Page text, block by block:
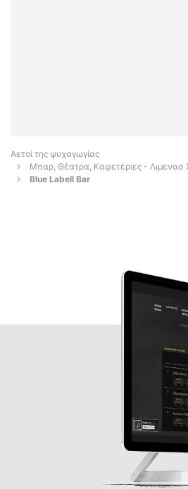
Αετοί της ψυχαγωγίας
Μπαρ, Θέατρα, Καφετέριες - Λιμενασ
Blue Labell Bar